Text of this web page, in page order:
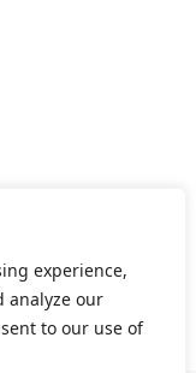
experience,
analyze our
to our use of